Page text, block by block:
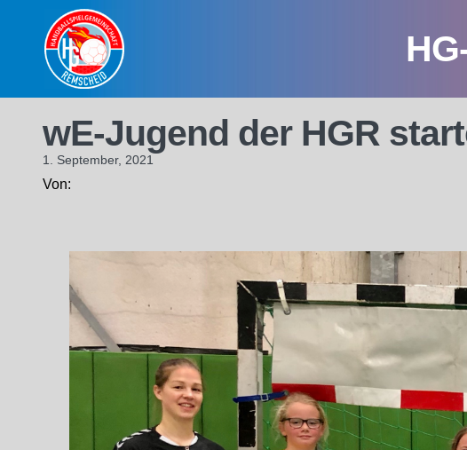
content
wE-Jugend der HGR
1. September, 2021
Von: